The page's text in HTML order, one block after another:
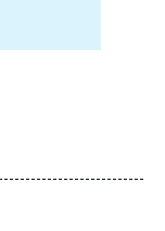
et à
du
de
sur le